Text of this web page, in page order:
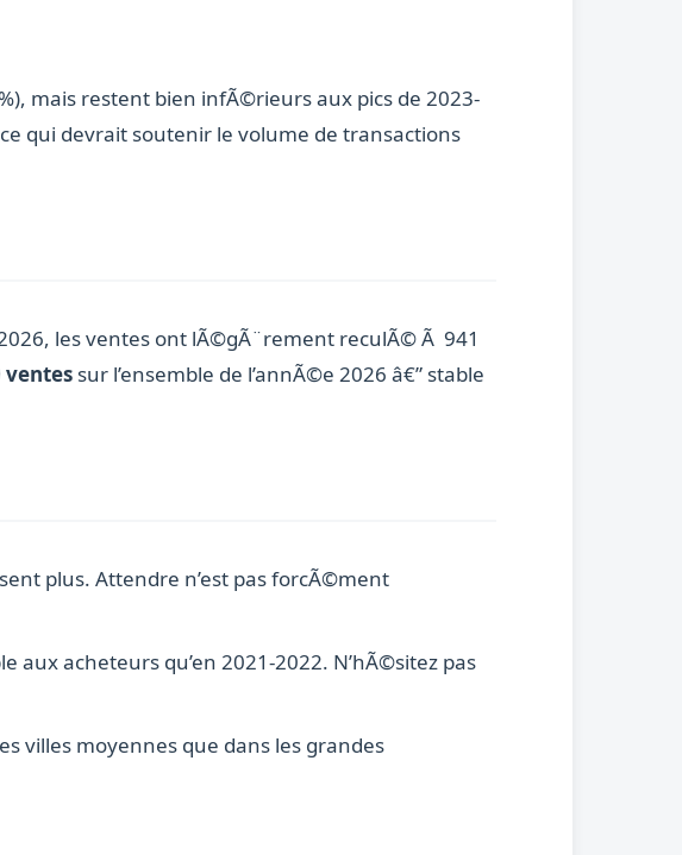
mais restent bien infÃ©rieurs aux pics de 2023-
qui devrait soutenir le volume de transactions
les ventes ont lÃ©gÃ¨rement reculÃ© Ã 941
ventes sur l’ensemble de l’annÃ©e 2026 â€” stable
plus. Attendre n’est pas forcÃ©ment
aux acheteurs qu’en 2021-2022. N’hÃ©sitez pas
villes moyennes que dans les grandes